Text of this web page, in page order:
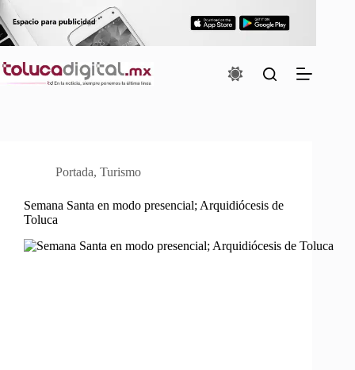
Saltar
al
contenido
Portada, Turismo
Semana Santa en modo presencial; Arquidiócesis de
Toluca